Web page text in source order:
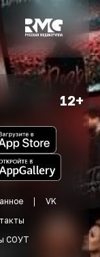
12+
VK
СОУТ